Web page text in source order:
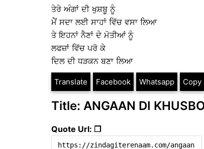
ਤੇਰੇ ਅੰਗਾਂ ਦੀ ਖੁਸ਼ਬੂ ਨੂੰ
ਮੈਂ ਸਦਾ ਲਈ ਸਾਹਾਂ ਵਿੱਚ ਵਸਾ ਲਿਆ
ਤੇ ਇਹਨਾਂ ਨੈਣਾਂ ਦੇ ਮੋਤੀਆਂ ਨੂੰ
ਲਫਜ਼ਾਂ ਵਿੱਚ ਪਰੋ ਕੇ
ਦਿਲ ਦੀ ਧੜਕਨ ਬਣਾ ਲਿਆ
Translate Facebook Whatsapp Copy
Title: ANGAAN DI
Quote Url: ❐